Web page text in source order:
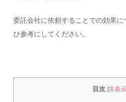
委託会社に依頼することでの効果
ひ参考にしてください。
目次 [非表示